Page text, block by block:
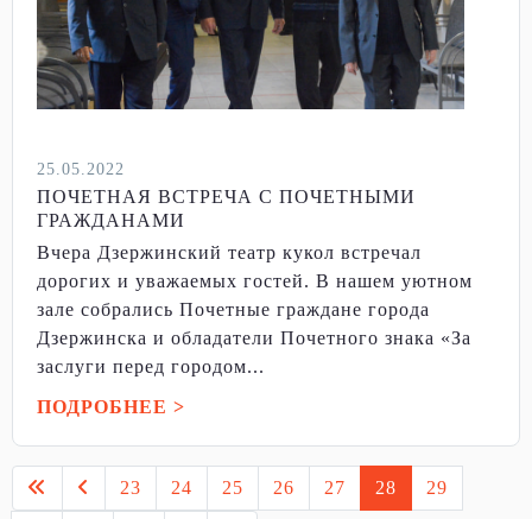
25.05.2022
ПОЧЕТНАЯ ВСТРЕЧА С ПОЧЕТНЫМИ
ГРАЖДАНАМИ
Вчера Дзержинский театр кукол встречал
дорогих и уважаемых гостей. В нашем уютном
зале собрались Почетные граждане города
Дзержинска и обладатели Почетного знака «За
заслуги перед городом...
ПОДРОБНЕЕ >
23 24 25 26 27 28 29